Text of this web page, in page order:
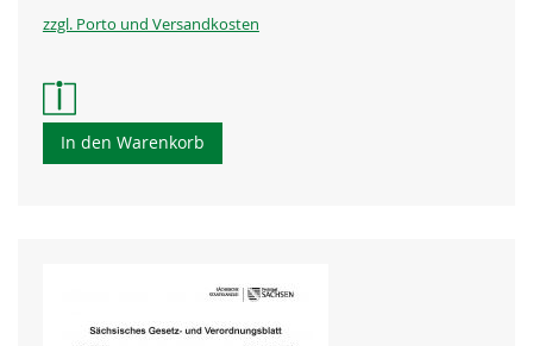
zzgl. Porto und Versandkosten
In den Warenkorb